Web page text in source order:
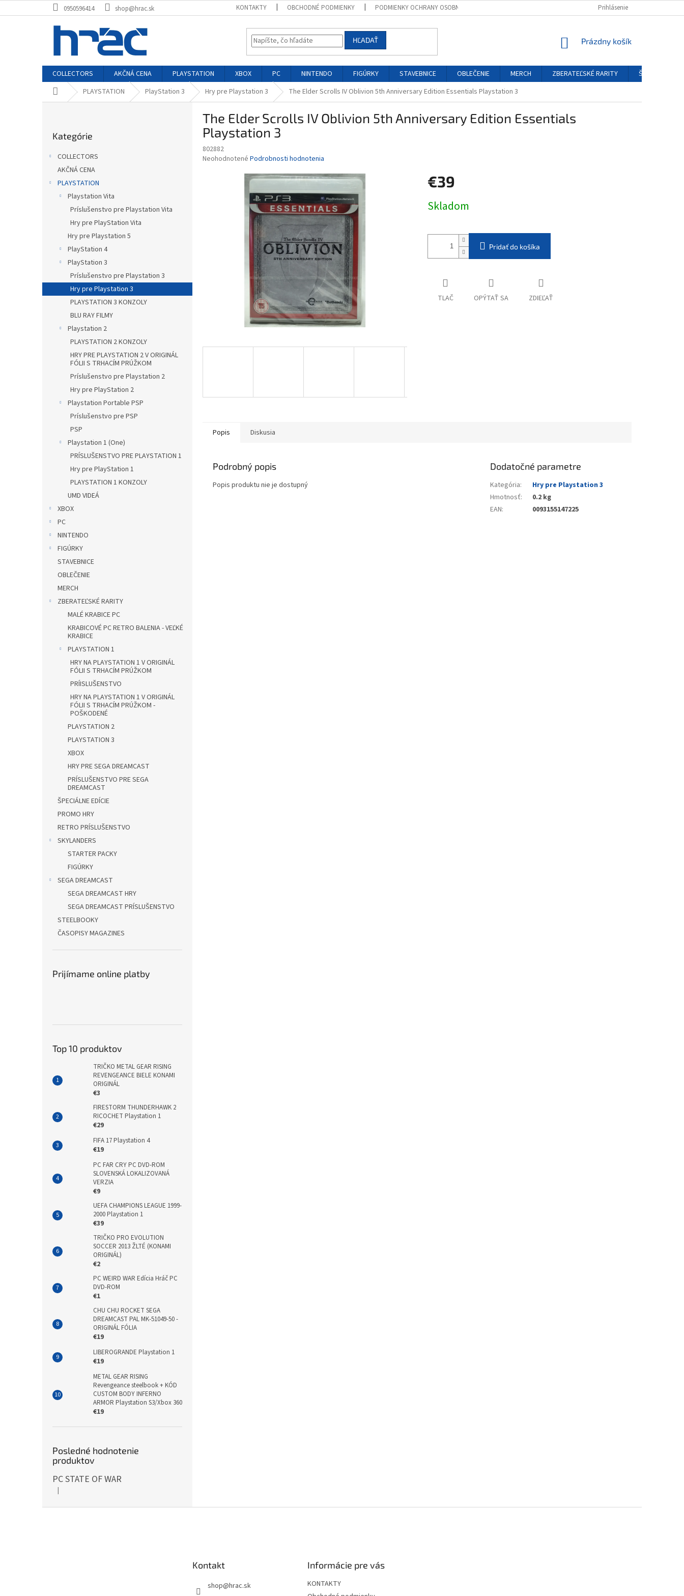
na
0950596414 shop@hrac.sk KONTAKTY OBCHODNÉ PODMIENKY PODMIENKY OCHRANY OSOBNÝCH ÚDAJOV FORMULÁR ODSTÚPENIA
Prihlásenie
HĽADAŤ
NÁKUPNÝ
Prázdny košík
COLLECTORS AKČNÁ CENA PLAYSTATION XBOX PC NINTENDO FIGÚRKY STAVEBNICE OBLEČENIE MERCH ZBERATEĽSKÉ RARITY
ŠPECIÁLNE
DomovPLAYSTATION PlayStation 3 Hry pre Playstation 3 The Elder Scrolls IV Oblivion 5th Anniversary Edition Essentials Playstation 3
kategórie
Kategórie
COLLECTORS
AKČNÁ CENA
PLAYSTATION
Playstation Vita
Príslušenstvo pre Playstation Vita
Hry pre PlayStation Vita
Hry pre Playstation 5
PlayStation 4
PlayStation 3
Príslušenstvo pre Playstation 3
Hry pre Playstation 3
PLAYSTATION 3 KONZOLY
BLU RAY FILMY
Playstation 2
PLAYSTATION 2 KONZOLY
HRY PRE PLAYSTATION 2 V ORIGINÁL
FÓLII S TRHACÍM PRÚŽKOM
Príslušenstvo pre Playstation 2
Hry pre PlayStation 2
Playstation Portable PSP
Príslušenstvo pre PSP
PSP
Playstation 1 (One)
PRÍSLUŠENSTVO PRE PLAYSTATION 1
Hry pre PlayStation 1
PLAYSTATION 1 KONZOLY
UMD VIDEÁ
XBOX
PC
NINTENDO
FIGÚRKY
STAVEBNICE
OBLEČENIE
MERCH
ZBERATEĽSKÉ RARITY
MALÉ KRABICE PC
KRABICOVÉ PC RETRO BALENIA - VEĽKÉ
KRABICE
PLAYSTATION 1
HRY NA PLAYSTATION 1 V ORIGINÁL
FÓLII S TRHACÍM PRÚŽKOM
PRÍISLUŠENSTVO
HRY NA PLAYSTATION 1 V ORIGINÁL
FÓLII S TRHACÍM PRÚŽKOM -
POŠKODENÉ
PLAYSTATION 2
PLAYSTATION 3
XBOX
HRY PRE SEGA DREAMCAST
PRÍSLUŠENSTVO PRE SEGA
DREAMCAST
ŠPECIÁLNE EDÍCIE
PROMO HRY
RETRO PRÍSLUŠENSTVO
SKYLANDERS
STARTER PACKY
FIGÚRKY
SEGA DREAMCAST
SEGA DREAMCAST HRY
SEGA DREAMCAST PRÍSLUŠENSTVO
STEELBOOKY
ČASOPISY MAGAZINES
Prijímame online platby
Top 10 produktov
TRIČKO METAL GEAR RISING
REVENGEANCE BIELE KONAMI
ORIGINÁL
€3
FIRESTORM THUNDERHAWK 2
RICOCHET Playstation 1
€29
FIFA 17 Playstation 4
€19
PC FAR CRY PC DVD-ROM
SLOVENSKÁ LOKALIZOVANÁ
VERZIA
€9
UEFA CHAMPIONS LEAGUE 1999-
2000 Playstation 1
€39
TRIČKO PRO EVOLUTION
SOCCER 2013 ŽLTÉ (KONAMI
ORIGINÁL)
€2
PC WEIRD WAR Edícia Hráč PC
DVD-ROM
€1
CHU CHU ROCKET SEGA
DREAMCAST PAL MK-51049-50 -
ORIGINÁL FÓLIA
€19
LIBEROGRANDE Playstation 1
€19
METAL GEAR RISING
Revengeance steelbook + KÓD
CUSTOM BODY INFERNO
ARMOR Playstation S3/Xbox 360
€19
Posledné hodnotenie
produktov
PC STATE OF WAR
Hodnotenie produktu je 5 z 5 hviezdičiek.
|
The Elder Scrolls IV Oblivion 5th Anniversary Edition Essentials
Playstation 3
802882
Priemerné
Neohodnotené Podrobnosti hodnotenia
€39
cena:
Skladom
Pridať do košíka
TLAČ OPÝTAŤ SA ZDIEĽAŤ
Popis Diskusia
Podrobný popis
Popis produktu nie je dostupný
Dodatočné parametre
Kategória:
Hry pre Playstation 3
Hmotnosť:
0.2 kg
EAN: 0093155147225
Kontakt
shop@hrac.sk
Informácie pre vás
KONTAKTY